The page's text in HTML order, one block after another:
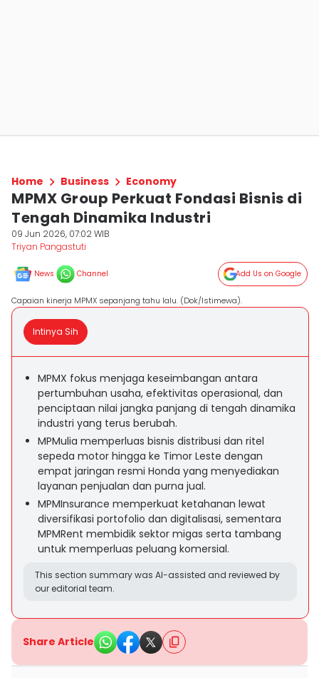
Home Business Economy
MPMX Group Perkuat Fondasi Bisnis di
Tengah Dinamika Industri
09 Jun 2026, 07:02 WIB
Triyan Pangastuti
News Channel Add Us on Google
Capaian kinerja MPMX sepanjang tahu lalu. (Dok/Istimewa).
Intinya Sih
MPMX fokus menjaga keseimbangan antara
pertumbuhan usaha, efektivitas operasional, dan
penciptaan nilai jangka panjang di tengah dinamika
industri yang terus berubah.
MPMulia memperluas bisnis distribusi dan ritel
sepeda motor hingga ke Timor Leste dengan
empat jaringan resmi Honda yang menyediakan
layanan penjualan dan purna jual.
MPMInsurance memperkuat ketahanan lewat
diversifikasi portofolio dan digitalisasi, sementara
MPMRent membidik sektor migas serta tambang
untuk memperluas peluang komersial.
This section summary was AI-assisted and reviewed by
our editorial team.
Share Article